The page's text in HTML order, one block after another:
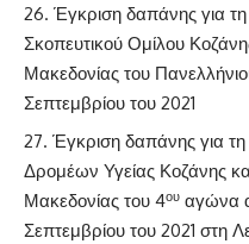
Έγκριση δαπάνης για
Σκοπευτικού Ομίλου
Μακεδονίας του
Σεπτεμβρίου του 2021
Έγκριση δαπάνης για
Δρομέων Υγείας Κοζάνης
Μακεδονίας του 4ου αγώνα
Σεπτεμβρίου του 2021 στη